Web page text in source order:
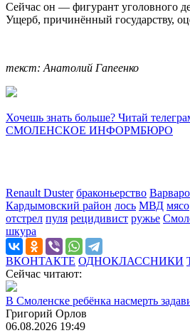
Сейчас он — фигурант уголовного
Ущерб, причинённый государству,
текст: Анатолий Гапеенко
Хочешь знать больше? Читай
СМОЛЕНСКОЕ ИНФОРМБЮРО
Renault Duster браконьерство
Кардымовский район лось МВД мясо
отстрел пуля рецидивист ружье
шкура
ВКОНТАКТЕ ОДНОКЛАССНИКИ
Сейчас читают:
В Смоленске ребёнка насмерть
Григорий Орлов
06.08.2026 19:49